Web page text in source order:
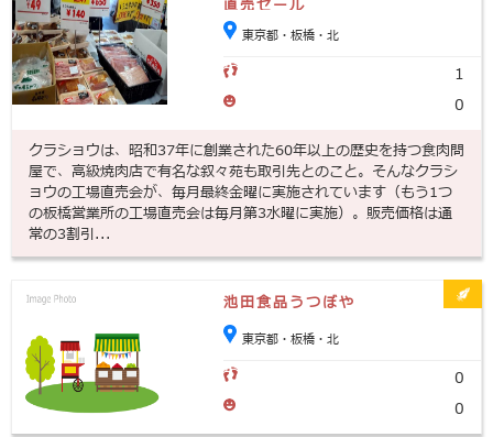
直売セール
東京都・板橋・北
1
0
クラショウは、昭和37年に創業された60年以上の歴史を持つ食肉問
屋で、高級焼肉店で有名な叙々苑も取引先とのこと。そんなクラシ
ョウの工場直売会が、毎月最終金曜に実施されています（もう1つ
の板橋営業所の工場直売会は毎月第3水曜に実施）。販売価格は通
常の3割引...
池田食品うつぼや
東京都・板橋・北
0
0